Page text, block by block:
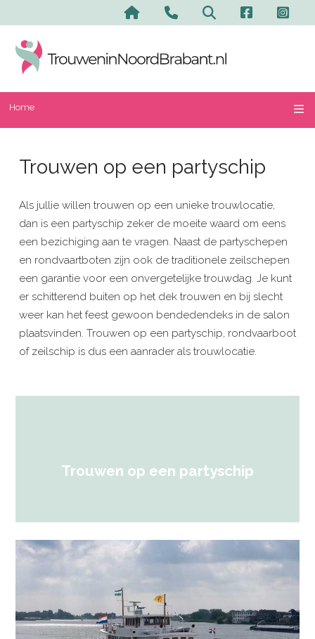
Home
Trouwen op een partyschip
Als jullie willen trouwen op een unieke trouwlocatie,
dan is een partyschip zeker de moeite waard om eens
een bezichiging aan te vragen. Naast de partyschepen
en rondvaartboten zijn ook de traditionele zeilschepen
een garantie voor een onvergetelijke trouwdag. Je kunt
er schitterend buiten op het dek trouwen en bij slecht
weer kan het feest gewoon bendedendeks in de salon
plaatsvinden. Trouwen op een partyschip, rondvaarboot
of zeilschip is dus een aanrader als trouwlocatie.
Trouwen op een partyschip